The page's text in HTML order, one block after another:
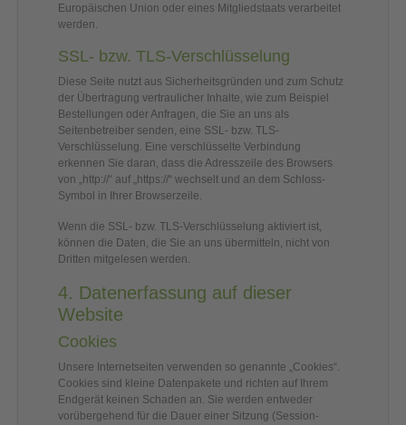
Europäischen Union oder eines Mitgliedstaats verarbeitet
werden.
SSL- bzw. TLS-Verschlüsselung
Diese Seite nutzt aus Sicherheitsgründen und zum Schutz
der Übertragung vertraulicher Inhalte, wie zum Beispiel
Bestellungen oder Anfragen, die Sie an uns als
Seitenbetreiber senden, eine SSL- bzw. TLS-
Verschlüsselung. Eine verschlüsselte Verbindung
erkennen Sie daran, dass die Adresszeile des Browsers
von „http://“ auf „https://“ wechselt und an dem Schloss-
Symbol in Ihrer Browserzeile.
Wenn die SSL- bzw. TLS-Verschlüsselung aktiviert ist,
können die Daten, die Sie an uns übermitteln, nicht von
Dritten mitgelesen werden.
4. Datenerfassung auf dieser
Website
Cookies
Unsere Internetseiten verwenden so genannte „Cookies“.
Cookies sind kleine Datenpakete und richten auf Ihrem
Endgerät keinen Schaden an. Sie werden entweder
vorübergehend für die Dauer einer Sitzung (Session-